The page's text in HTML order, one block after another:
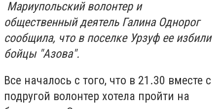
Мариупольский волонтер и
общественный деятель Галина Однорог
сообщила, что в поселке Урзуф ее избили
бойцы "Азова".
Все началось с того, что в 21.30 вместе с
подругой волонтер хотела пройти на